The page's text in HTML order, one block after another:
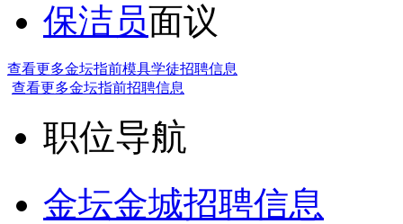
保洁员面议
查看更多金坛指前模具学徒招聘信息
查看更多金坛指前招聘信息
职位导航
金坛金城招聘信息